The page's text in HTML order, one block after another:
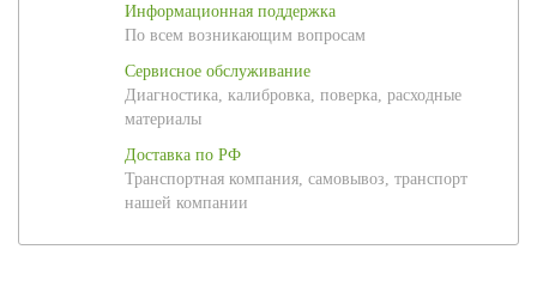
Информационная поддержка
По всем возникающим вопросам
Сервисное обслуживание
Диагностика, калибровка, поверка, расходные
материалы
Доставка по РФ
Транспортная компания, самовывоз, транспорт
нашей компании